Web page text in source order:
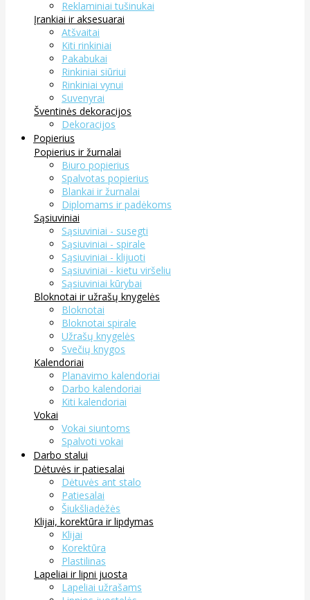
Reklaminiai tušinukai
Įrankiai ir aksesuarai
Atšvaitai
Kiti rinkiniai
Pakabukai
Rinkiniai siūriui
Rinkiniai vynui
Suvenyrai
Šventinės dekoracijos
Dekoracijos
Popierius
Popierius ir žurnalai
Biuro popierius
Spalvotas popierius
Blankai ir žurnalai
Diplomams ir padėkoms
Sąsiuviniai
Sąsiuviniai - susegti
Sąsiuviniai - spirale
Sąsiuviniai - klijuoti
Sąsiuviniai - kietu viršeliu
Sąsiuviniai kūrybai
Bloknotai ir užrašų knygelės
Bloknotai
Bloknotai spirale
Užrašų knygelės
Svečių knygos
Kalendoriai
Planavimo kalendoriai
Darbo kalendoriai
Kiti kalendoriai
Vokai
Vokai siuntoms
Spalvoti vokai
Darbo stalui
Dėtuvės ir patiesalai
Dėtuvės ant stalo
Patiesalai
Šiukšliadėžės
Klijai, korektūra ir lipdymas
Klijai
Korektūra
Plastilinas
Lapeliai ir lipni juosta
Lapeliai užrašams